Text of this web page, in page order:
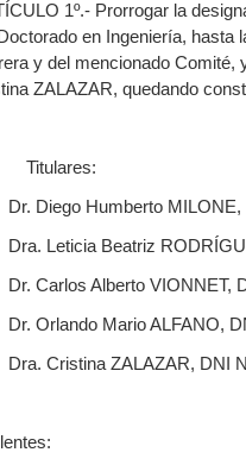
1º.- Prorrogar la
en Ingeniería, hasta
y del mencionado Comité,
ZALAZAR, quedando
Diego Humberto MILONE,
Leticia Beatriz
Carlos Alberto VIONNET,
Orlando Mario ALFANO,
Cristina ZALAZAR, DNI